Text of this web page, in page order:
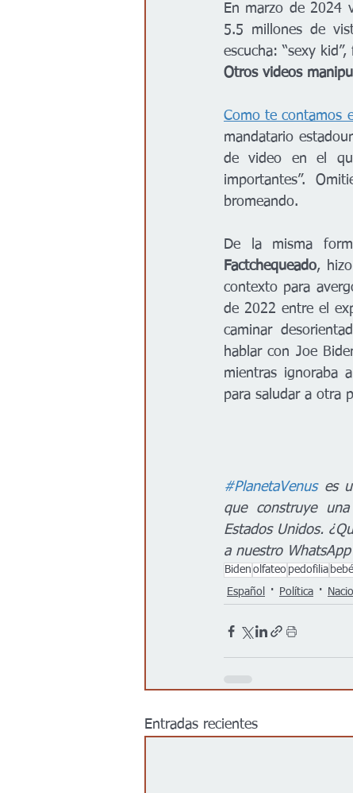
En marzo de 2024
5.5 millones de
escucha: “sexy
Otros videos
Como te contamos
mandatario
de video en el
importantes”.
bromeando.
De la misma
Factchequeado,
contexto para
de 2022 entre el
caminar
hablar con Joe
mientras ignoraba
para saludar a otra
#PlanetaVenus es
que construye
Estados Unidos.
a nuestro
Biden olfateo pedofilia bebé
Español
Política
Entradas recientes